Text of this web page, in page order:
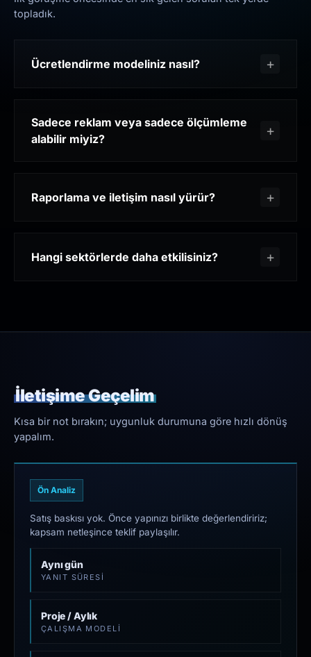
topladık.
Ücretlendirme modeliniz nasıl?
Sadece reklam veya sadece ölçümleme
alabilir miyiz?
Raporlama ve iletişim nasıl yürür?
Hangi sektörlerde daha etkilisiniz?
İletişime Geçelim
Kısa bir not bırakın; uygunluk durumuna göre hızlı dönüş
yapalım.
Ön Analiz
Satış baskısı yok. Önce yapınızı birlikte değerlendiririz;
kapsam netleşince teklif paylaşılır.
Aynı gün
YANIT SÜRESI
Proje / Aylık
ÇALIŞMA MODELI